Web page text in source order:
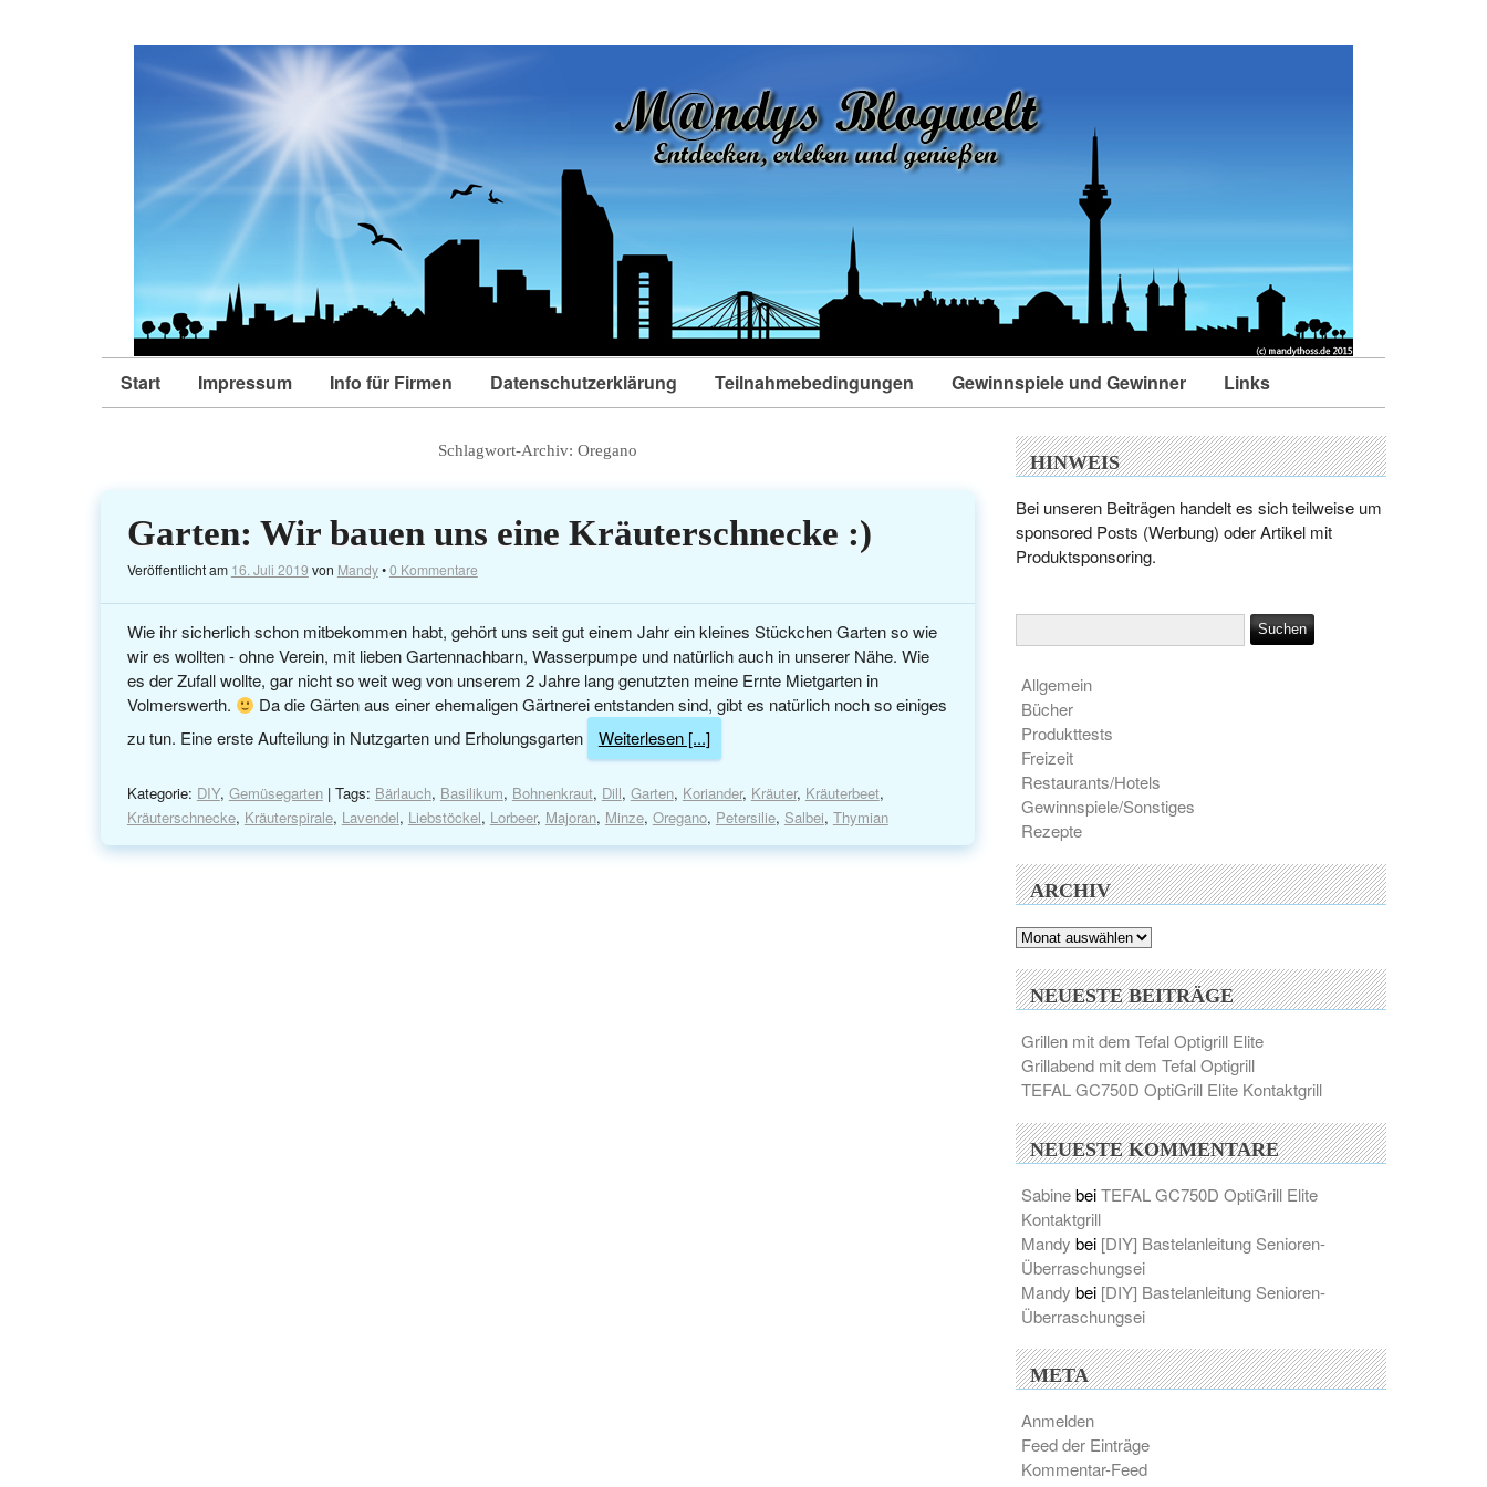
Start Impressum Info für Firmen Datenschutzerklärung Teilnahmebedingungen Gewinnspiele und Gewinner Links
Schlagwort-Archiv:Oregano
Garten: Wir bauen uns eine Kräuterschnecke :)
Veröffentlicht am 16. Juli 2019 von Mandy•0 Kommentare
Wie ihr sicherlich schon mitbekommen habt, gehört uns seit gut einem Jahr ein kleines Stückchen Garten so wie
wir es wollten - ohne Verein, mit lieben Gartennachbarn, Wasserpumpe und natürlich auch in unserer Nähe. Wie
es der Zufall wollte, gar nicht so weit weg von unserem 2 Jahre lang genutzten meine Ernte Mietgarten in
Volmerswerth.
Da die Gärten aus einer ehemaligen Gärtnerei entstanden sind, gibt es natürlich noch so einiges
zu tun. Eine erste Aufteilung in Nutzgarten und Erholungsgarten
Weiterlesen [...]
Kategorie: DIY, Gemüsegarten| Tags: Bärlauch, Basilikum, Bohnenkraut, Dill, Garten, Koriander, Kräuter, Kräuterbeet,
Kräuterschnecke, Kräuterspirale, Lavendel, Liebstöckel, Lorbeer, Majoran, Minze, Oregano, Petersilie, Salbei, Thymian
HINWEIS
Bei unseren Beiträgen handelt es sich teilweise um
sponsored Posts (Werbung) oder Artikel mit
Produktsponsoring.
Allgemein
Bücher
Produkttests
Freizeit
Restaurants/Hotels
Gewinnspiele/Sonstiges
Rezepte
ARCHIV
Archiv
NEUESTE BEITRÄGE
Grillen mit dem Tefal Optigrill Elite
Grillabend mit dem Tefal Optigrill
TEFAL GC750D OptiGrill Elite Kontaktgrill
NEUESTE KOMMENTARE
SabinebeiTEFAL GC750D OptiGrill Elite
Kontaktgrill
Mandy bei [DIY] Bastelanleitung Senioren-
Überraschungsei
Mandy bei [DIY] Bastelanleitung Senioren-
Überraschungsei
META
Anmelden
Feed der Einträge
Kommentar-Feed